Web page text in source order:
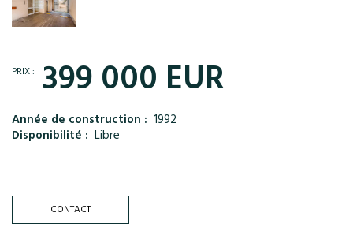
PRIX : 399 000 EUR
Année de construction : 1992
Disponibilité : Libre
CONTACT